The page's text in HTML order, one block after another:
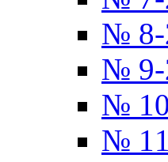
№ 8-
№ 9-
№
№